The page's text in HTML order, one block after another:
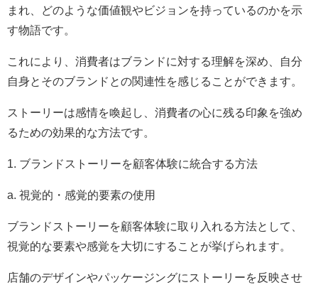
まれ、どのような価値観やビジョンを持っているのかを示
す物語です。
これにより、消費者はブランドに対する理解を深め、自分
自身とそのブランドとの関連性を感じることができます。
ストーリーは感情を喚起し、消費者の心に残る印象を強め
るための効果的な方法です。
1. ブランドストーリーを顧客体験に統合する方法
a. 視覚的・感覚的要素の使用
ブランドストーリーを顧客体験に取り入れる方法として、
視覚的な要素や感覚を大切にすることが挙げられます。
店舗のデザインやパッケージングにストーリーを反映させ